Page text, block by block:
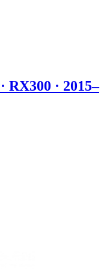
RX300 · 2015–